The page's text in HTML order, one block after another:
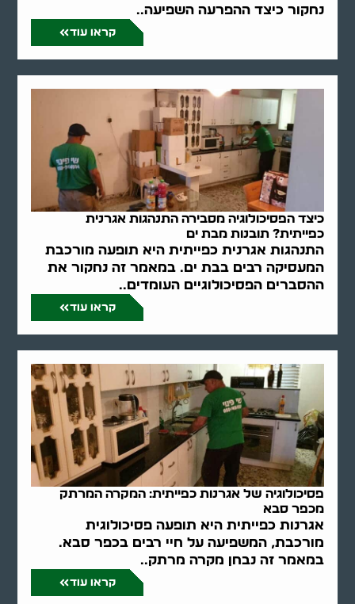
נחקור כיצד ההפרעה השפיעה..
קראו עוד
כיצד הפסיכולוגיה מסבירה התנהגות אגרנית
כפייתית? תובנות מבת ים
התנהגות אגרנית כפייתית היא תופעה מורכבת
המעסיקה רבים בבת ים. במאמר זה נחקור את
ההסברים הפסיכולוגיים העומדים..
קראו עוד
פסיכולוגיה של אגרנות כפייתית: המקרה המרתק
מכפר סבא
אגרנות כפייתית היא תופעה פסיכולוגית
מורכבת, המשפיעה על חיי רבים בכפר סבא.
במאמר זה נבחן מקרה מרתק..
קראו עוד